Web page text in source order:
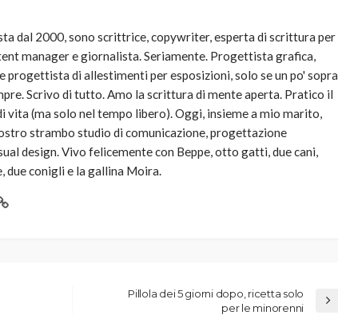
dal 2000, sono scrittrice, copywriter, esperta di scrittura per
manager e giornalista. Seriamente. Progettista grafica,
progettista di allestimenti per esposizioni, solo se un po' sopra
Scrivo di tutto. Amo la scrittura di mente aperta. Pratico il
vita (ma solo nel tempo libero). Oggi, insieme a mio marito,
strambo studio di comunicazione, progettazione
design. Vivo felicemente con Beppe, otto gatti, due cani,
conigli e la gallina Moira.
Pillola dei 5 giorni dopo, ricetta solo
per le minorenni